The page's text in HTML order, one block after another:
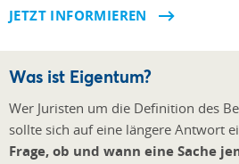
JETZT INFORMIEREN
Was ist Eigentum?
Wer Juristen um die Definition des
sollte sich auf eine längere Antwort
Frage, ob und wann eine Sache